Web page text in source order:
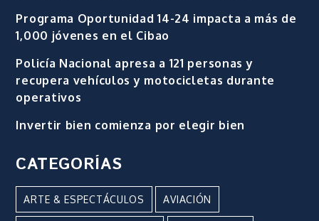
Programa Oportunidad 14-24 impacta a más de
1,000 jóvenes en el Cibao
Policía Nacional apresa a 121 personas y
recupera vehículos y motocicletas durante
operativos
Invertir bien comienza por elegir bien
CATEGORÍAS
ARTE & ESPECTÁCULOS AVIACIÓN